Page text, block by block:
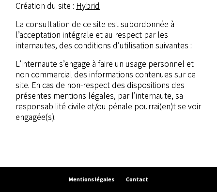
Création du site : Hybrid
La consultation de ce site est subordonnée à
l’acceptation intégrale et au respect par les
internautes, des conditions d’utilisation suivantes :
L’internaute s’engage à faire un usage personnel et
non commercial des informations contenues sur ce
site. En cas de non-respect des dispositions des
présentes mentions légales, par l’internaute, sa
responsabilité civile et/ou pénale pourrai(en)t se voir
engagée(s).
Mentions légales Contact